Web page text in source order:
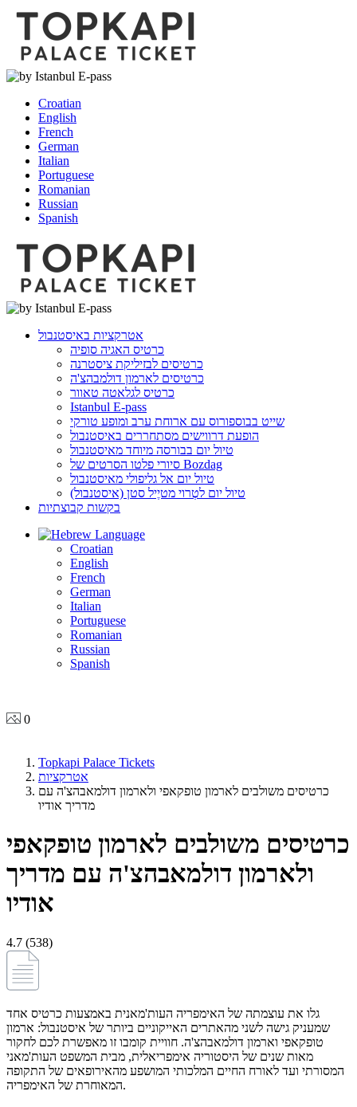
Croatian
English
French
German
Italian
Portuguese
Romanian
Russian
Spanish
אטרקציות באיסטנבול
כרטיס האגיה סופיה
כרטיסים לבזיליקת ציסטרנה
כרטיסים לארמון דולמבהצ'ה
כרטיס לגלאטה טאוור
Istanbul E-pass
שייט בבוספורוס עם ארוחת ערב ומופע טורקי
הופעת דרווישים מסתחררים באיסטנבול
טיול יום בבורסה מיוחד מאיסטנבול
סיורי פלטו הסרטים של Bozdag
טיול יום אל גליפולי מאיסטנבול
טיול יום לטְרוי מטיֶיל סטן (איסטנבול)
בקשות קבוצתיות
Language
Croatian
English
French
German
Italian
Portuguese
Romanian
Russian
Spanish
0
Topkapi Palace Tickets
אטרקציות
כרטיסים משולבים לארמון טופקאפי ולארמון דולמאבהצ'ה עם
מדריך אודיו
כרטיסים משולבים לארמון טופקאפי
ולארמון דולמאבהצ'ה עם מדריך
אודיו
4.7 (538)
גלו את עוצמתה של האימפריה העות'מאנית באמצעות כרטיס אחד
שמעניק גישה לשני מהאתרים האייקוניים ביותר של איסטנבול: ארמון
טופקאפי וארמון דולמאבהצ'ה. חוויית קומבו זו מאפשרת לכם לחקור
מאות שנים של היסטוריה אימפריאלית, מבית המשפט העות'מאני
המסורתי ועד לאורח החיים המלכותי המושפע מהאירופאים של התקופה
המאוחרת של האימפריה.